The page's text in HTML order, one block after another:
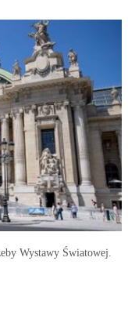
Wystawy Światowej.